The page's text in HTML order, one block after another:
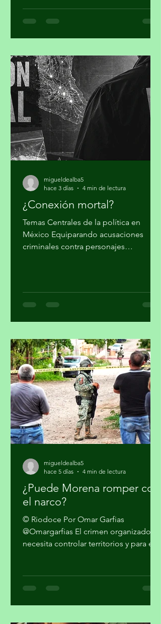
de la Organización de las Naciones
con enfoque humano frente a la
convergencia de conflictos, crisis
climática, inseguridad alimentaria y
desigualdad, al advertir que el mundo
no puede reaccionar a cada desastre
como un hecho independiente.
Guterres sostuvo que las guerras y el
cambio climático agravan las
condiciones de vida de millones de pe
¿Conexión mortal?
Temas Centrales de la política en
México Equiparando acusaciones
estadounidenses. Por Miguel Tirado
Rasso mitirasso@yahoo.com.mx Parte
de las estrategias anunciadas por el
gobierno de los Estados Unidos (EUA)
en su lucha contra el narcotráfico, la
persistencia que tiene el presidente
Donald Trump en qu
hace 3 días
4 min de lectura
¿Puede Morena romper con
el narco?
© Riodoce Por Omar Garfias
@Omargarfias El crimen organizado
se trataba sólo de vender mariguana y
hace 5 días
4 min de lectura